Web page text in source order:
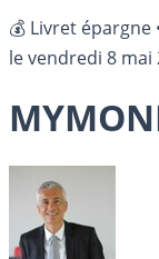
💰 Livret épargne
levendredi 8 mai